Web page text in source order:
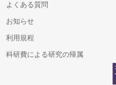
よくある質問
お知らせ
利用規程
科研費による研究の帰属